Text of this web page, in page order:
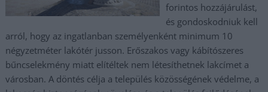
forintos hozzájárulást,
és gondoskodniuk kell
arról, hogy az ingatlanban személyenként minimum 10
négyzetméter lakótér jusson. Erőszakos vagy kábítószeres
bűncselekmény miatt elítéltek nem létesíthetnek lakcímet a
városban. A döntés célja a település közösségének védelme, a